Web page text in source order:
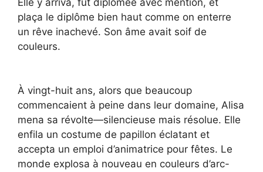
plaça le diplôme bien haut comme on enterre
un rêve inachevé. Son âme avait soif de
couleurs.
À vingt-huit ans, alors que beaucoup
commencaient à peine dans leur domaine, Alisa
mena sa révolte—silencieuse mais résolue. Elle
enfila un costume de papillon éclatant et
accepta un emploi d’animatrice pour fêtes. Le
monde explosa à nouveau en couleurs d’arc-